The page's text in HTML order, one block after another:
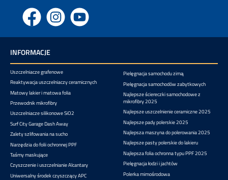
Facebook Instagram YouTube
INFORMACJE
Uszczelniacze grafenowe
Reaktywacja uszczelniaczy ceramicznych
Matowy lakier i matowa folia
Przewodnik mikrofibry
Uszczelniacze silikonowe SiO2
Surf City Garage Dash Away
Zalety szlifowania na sucho
Narzędzia do folii ochronnej PPF
Taśmy maskujące
Czyszczenie i uszczelnianie Alcantary
Uniwersalny środek czyszczący APC
Pielęgnacja samochodu zimą
Pielęgnacja samochodów zabytkowych
Najlepsze ściereczki samochodowe z
mikrofibry 2025
Najlepsze uszczelnienie ceramiczne 2025
Najlepsze pady polerskie 2025
Najlepsza maszyna do polerowania 2025
Najlepsze pasty polerskie do lakieru
Najlepsza folia ochronna typu PPF 2025
Pielęgnacja łodzi i jachtów
Polerka mimośrodowa